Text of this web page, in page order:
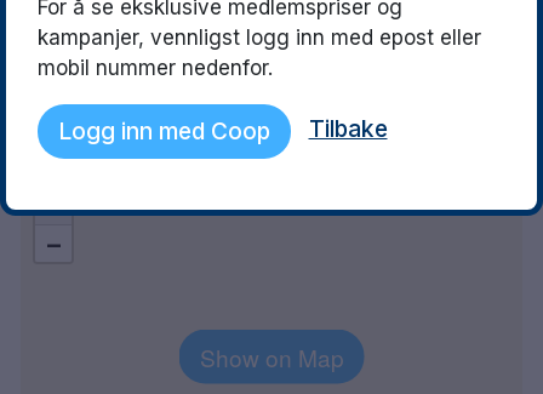
Gode senger, fantastisk frokost
og super service, gode
parkeringsmuligheter og kollektiv
Explore the area
Show on Map
+
−
For å se eksklusive medlemspriser og
kampanjer, vennligst logg inn med epost eller
mobil nummer nedenfor.
Logg inn med Coop Tilbake